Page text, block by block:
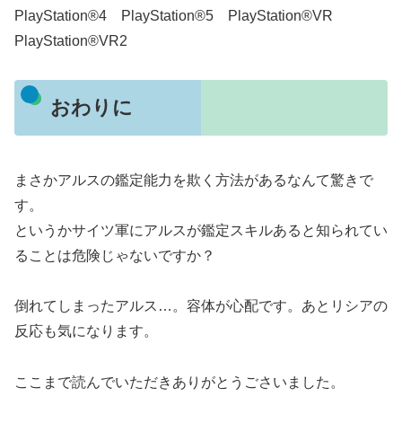
PlayStation®4 PlayStation®5 PlayStation®VR
PlayStation®VR2
おわりに
まさかアルスの鑑定能力を欺く方法があるなんて驚きで
す。
というかサイツ軍にアルスが鑑定スキルあると知られてい
ることは危険じゃないですか？
倒れてしまったアルス…。容体が心配です。あとリシアの
反応も気になります。
ここまで読んでいただきありがとうごさいました。